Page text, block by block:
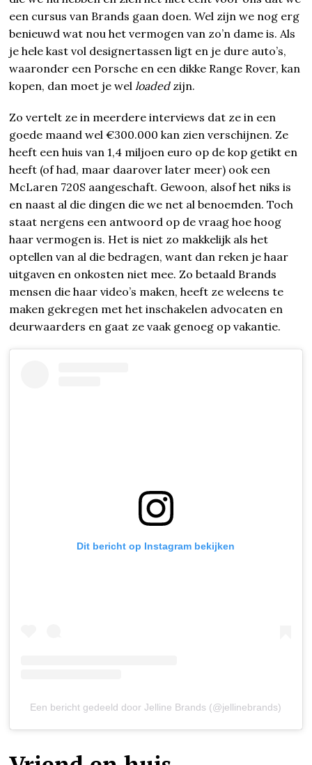
een cursus van Brands gaan doen. Wel zijn we nog erg
benieuwd wat nou het vermogen van zo’n dame is. Als
je hele kast vol designertassen ligt en je dure auto’s,
waaronder een Porsche en een dikke Range Rover, kan
kopen, dan moet je wel loaded zijn.
Zo vertelt ze in meerdere interviews dat ze in een
goede maand wel €300.000 kan zien verschijnen. Ze
heeft een huis van 1,4 miljoen euro op de kop getikt en
heeft (of had, maar daarover later meer) ook een
McLaren 720S aangeschaft. Gewoon, alsof het niks is
en naast al die dingen die we net al benoemden. Toch
staat nergens een antwoord op de vraag hoe hoog
haar vermogen is. Het is niet zo makkelijk als het
optellen van al die bedragen, want dan reken je haar
uitgaven en onkosten niet mee. Zo betaald Brands
mensen die haar video’s maken, heeft ze weleens te
maken gekregen met het inschakelen advocaten en
deurwaarders en gaat ze vaak genoeg op vakantie.
Dit bericht op Instagram bekijken
Een bericht gedeeld door Jelline Brands (@jellinebrands)